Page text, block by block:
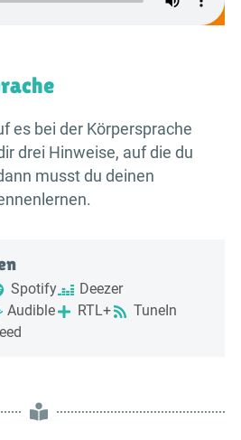
es bei der Körpersprache
drei Hinweise, auf die du
musst du deinen
Spotify
Deezer
Audible RTL+
TuneIn